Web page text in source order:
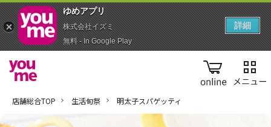
online
店舗総合TOP 生活旬祭 明太子スパゲッティ
ゆめアプ‪リ‬
株式会社イズミ
無料 - In Google Play
詳細